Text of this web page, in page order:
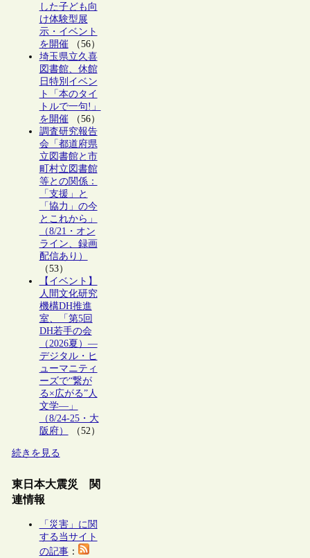
した子ども向
け体験型展
示・イベント
を開催（56）
埼玉県立久喜
図書館、休館
日特別イベン
ト「本のタイ
トルで一句!」
を開催（56）
調査研究報告
会「都道府県
立図書館と市
町村立図書館
等との関係：
「支援」と
「協力」の今
とこれから」
（8/21・オン
ライン、録画
配信あり）
（53）
【イベント】
人間文化研究
機構DH推進
室、「第5回
DH若手の会
（2026夏）―
デジタル・ヒ
ューマニティ
ーズで“繋が
る×広がる”人
文学―」
（8/24-25・大
阪府）
（52）
続きを見る
東日本大震災 関
連情報
「災害」に関
する当サイト
の記事：